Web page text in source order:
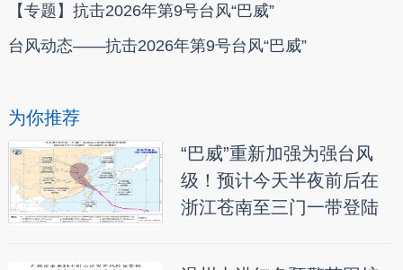
【专题】抗击2026年第9号台风“巴威”
台风动态——抗击2026年第9号台风“巴威”
为你推荐
“巴威”重新加强为强台风
级！预计今天半夜前后在
浙江苍南至三门一带登陆